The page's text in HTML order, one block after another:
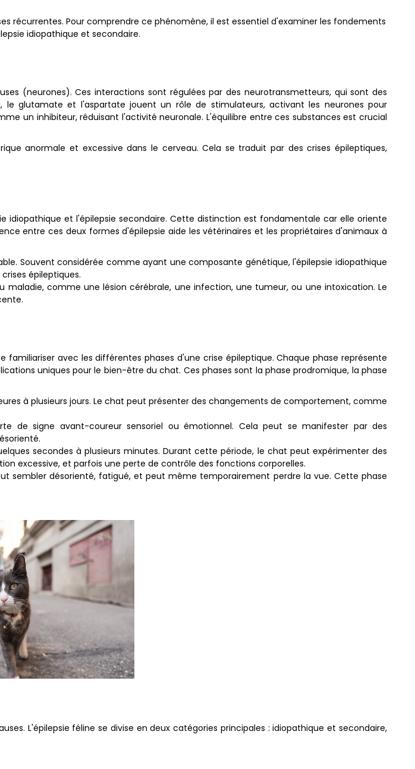
récurrentes. Pour comprendre ce phénomène, il est essentiel d'examiner les fondements
idiopathique et secondaire.
(neurones). Ces interactions sont régulées par des neurotransmetteurs, qui sont des
glutamate et l'aspartate jouent un rôle de stimulateurs, activant les neurones pour
un inhibiteur, réduisant l'activité neuronale. L'équilibre entre ces substances est crucial
anormale et excessive dans le cerveau. Cela se traduit par des crises épileptiques,
idiopathique et l'épilepsie secondaire. Cette distinction est fondamentale car elle oriente
entre ces deux formes d'épilepsie aide les vétérinaires et les propriétaires d'animaux à
Souvent considérée comme ayant une composante génétique, l'épilepsie idiopathique
épileptiques.
comme une lésion cérébrale, une infection, une tumeur, ou une intoxication. Le
avec les différentes phases d'une crise épileptique. Chaque phase représente
uniques pour le bien-être du chat. Ces phases sont la phase prodromique, la phase
à plusieurs jours. Le chat peut présenter des changements de comportement, comme
signe avant-coureur sensoriel ou émotionnel. Cela peut se manifester par des
secondes à plusieurs minutes. Durant cette période, le chat peut expérimenter des
excessive, et parfois une perte de contrôle des fonctions corporelles.
sembler désorienté, fatigué, et peut même temporairement perdre la vue. Cette phase
L'épilepsie féline se divise en deux catégories principales : idiopathique et secondaire,